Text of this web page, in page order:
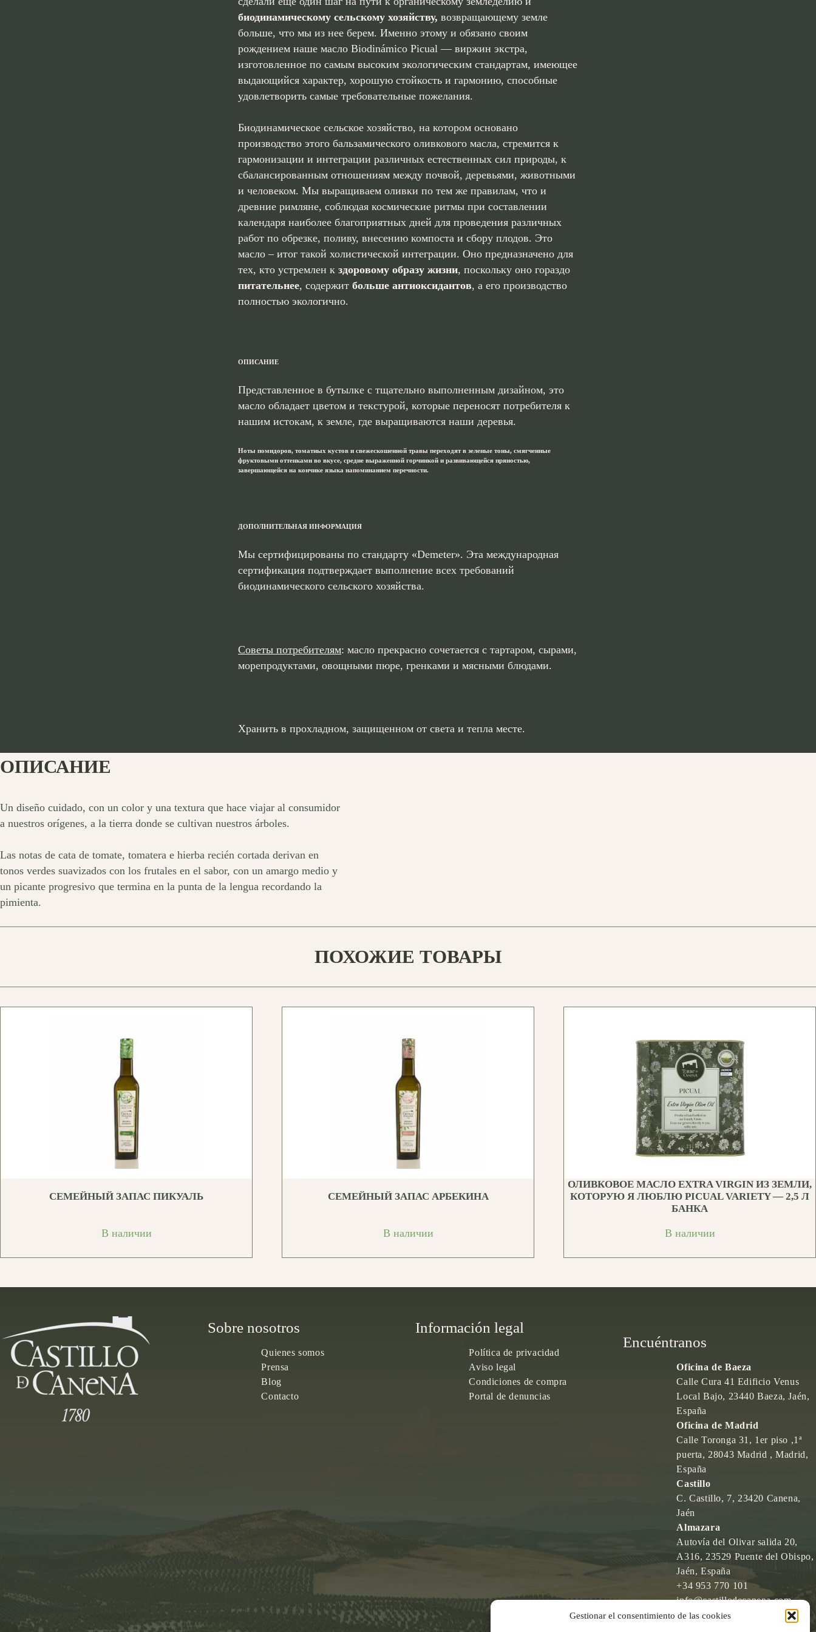
Gestionar el consentimiento de las cookies
биодинамическому сельскому хозяйству, возвращающему земле
больше, что мы из нее берем. Именно этому и обязано своим
рождением наше масло Biodinámico Picual — виржин экстра,
изготовленное по самым высоким экологическим стандартам, имеющее
выдающийся характер, хорошую стойкость и гармонию, способные
удовлетворить самые требовательные пожелания.
Биодинамическое сельское хозяйство, на котором основано
производство этого бальзамического оливкового масла, стремится к
гармонизации и интеграции различных естественных сил природы, к
сбалансированным отношениям между почвой, деревьями, животными
и человеком. Мы выращиваем оливки по тем же правилам, что и
древние римляне, соблюдая космические ритмы при составлении
календаря наиболее благоприятных дней для проведения различных
работ по обрезке, поливу, внесению компоста и сбору плодов. Это
масло – итог такой холистической интеграции. Оно предназначено для
тех, кто устремлен к здоровому образу жизни, поскольку оно гораздо
питательнее, содержит больше антиоксидантов, а его производство
полностью экологично.
ОПИСАНИЕ
Представленное в бутылке c тщательно выполненным дизайном, это
масло обладает цветом и текстурой, которые переносят потребителя к
нашим истокам, к земле, где выращиваются наши деревья.
Ноты помидоров, томатных кустов и свежескошенной травы переходят в зеленые тоны, смягченные
фруктовыми оттенками во вкусе, средне выраженной горчинкой и развивающейся пряностью,
завершающейся на кончике языка напоминанием перечности.
ДОПОЛНИТЕЛЬНАЯ ИНФОРМАЦИЯ
Мы сертифицированы по стандарту «Demeter». Эта международная
сертификация подтверждает выполнение всех требований
биодинамического сельского хозяйства.
Советы потребителям: масло прекрасно сочетается с тартаром, сырами,
морепродуктами, овощными пюре, гренками и мясными блюдами.
Хранить в прохладном, защищенном от света и тепла месте.
ОПИСАНИЕ
Un diseño cuidado, con un color y una textura que hace viajar al consumidor
a nuestros orígenes, a la tierra donde se cultivan nuestros árboles.
Las notas de cata de tomate, tomatera e hierba recién cortada derivan en
tonos verdes suavizados con los frutales en el sabor, con un amargo medio y
un picante progresivo que termina en la punta de la lengua recordando la
pimienta.
ПОХОЖИЕ ТОВАРЫ
СЕМЕЙНЫЙ ЗАПАС ПИКУАЛЬ
В наличии
СЕМЕЙНЫЙ ЗАПАС АРБЕКИНА
В наличии
ОЛИВКОВОЕ МАСЛО EXTRA VIRGIN ИЗ ЗЕМЛИ,
КОТОРУЮ Я ЛЮБЛЮ PICUAL VARIETY — 2,5 Л
БАНКА
В наличии
Sobre nosotros
Quienes somos
Prensa
Blog
Contacto
Información legal
Política de privacidad
Aviso legal
Condiciones de compra
Portal de denuncias
Encuéntranos
Oficina de Baeza
Calle Cura 41 Edificio Venus
Local Bajo, 23440 Baeza, Jaén,
España
Oficina de Madrid
Calle Toronga 31, 1er piso ,1ª
puerta, 28043 Madrid , Madrid,
España
Castillo
C. Castillo, 7, 23420 Canena,
Jaén
Almazara
Autovía del Olivar salida 20,
A316, 23529 Puente del Obispo,
Jaén, España
+34 953 770 101
info@castillodecanena.com